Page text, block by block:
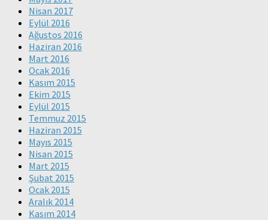
Nisan 2017
Eylül 2016
Ağustos 2016
Haziran 2016
Mart 2016
Ocak 2016
Kasım 2015
Ekim 2015
Eylül 2015
Temmuz 2015
Haziran 2015
Mayıs 2015
Nisan 2015
Mart 2015
Şubat 2015
Ocak 2015
Aralık 2014
Kasım 2014